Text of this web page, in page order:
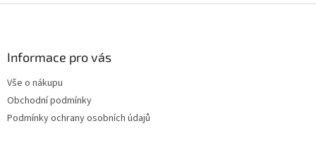
Informace pro vás
Vše o nákupu
Obchodní podmínky
Podmínky ochrany osobních údajů